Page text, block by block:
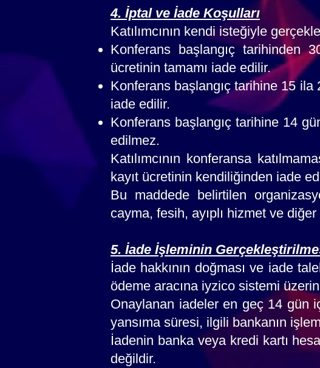
4. İptal ve İade Koşulları
Katılımcının kendi isteğiyle
Konferans başlangıç tarihinden
ücretinin tamamı iade edilir.
Konferans başlangıç tarihine 15
iade edilir.
Konferans başlangıç tarihine 14
edilmez.
Katılımcının konferansa
kayıt ücretinin kendiliğinden iade
Bu maddede belirtilen
cayma, fesih, ayıplı hizmet ve diğer
5. İade İşleminin
İade hakkının doğması ve iade
ödeme aracına iyzico sistemi
Onaylanan iadeler en geç 14 gün
yansıma süresi, ilgili bankanın
İadenin banka veya kredi kartı
değildir.